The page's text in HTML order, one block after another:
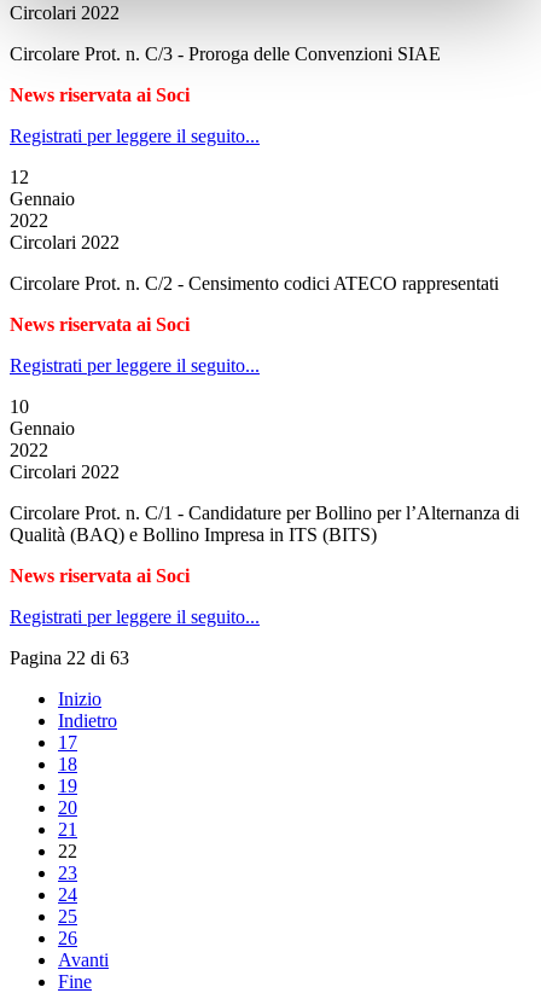
Circolari 2022
Circolare Prot. n. C/3 - Proroga delle Convenzioni SIAE
News riservata ai Soci
Registrati per leggere il seguito...
12
Gennaio
2022
Circolari 2022
Circolare Prot. n. C/2 - Censimento codici ATECO rappresentati
News riservata ai Soci
Registrati per leggere il seguito...
10
Gennaio
2022
Circolari 2022
Circolare Prot. n. C/1 - Candidature per Bollino per l’Alternanza di
Qualità (BAQ) e Bollino Impresa in ITS (BITS)
News riservata ai Soci
Registrati per leggere il seguito...
Pagina 22 di 63
Inizio
Indietro
17
18
19
20
21
22
23
24
25
26
Avanti
Fine